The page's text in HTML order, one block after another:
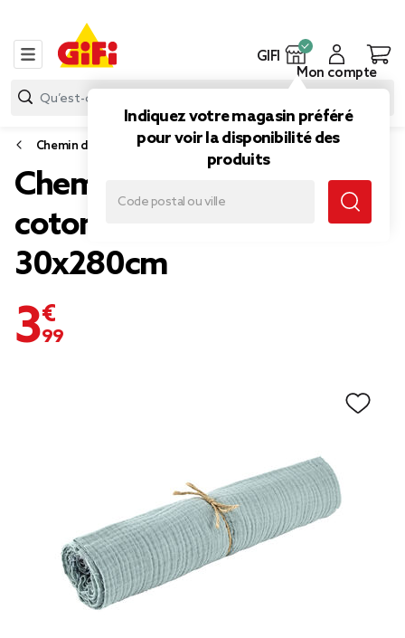
GIFI
Indiquez votre magasin préféré
pour voir la disponibilité des
produits
Mon compte
Chemin de table
Chemin de table 100%
coton vert céladon
30x280cm
3,99 €